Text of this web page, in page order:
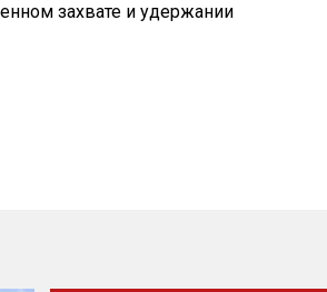
захвате и удержании